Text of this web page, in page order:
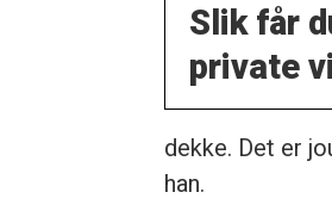
Slik får
private
dekke. Det er
han.